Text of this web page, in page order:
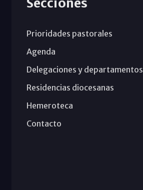
Prioridades pastorales
Agenda
Delegaciones y departamentos
Residencias diocesanas
Hemeroteca
Contacto